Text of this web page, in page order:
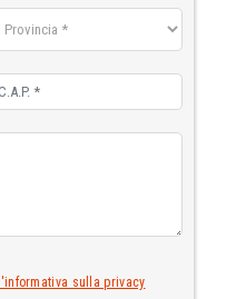
l'informativa sulla privacy